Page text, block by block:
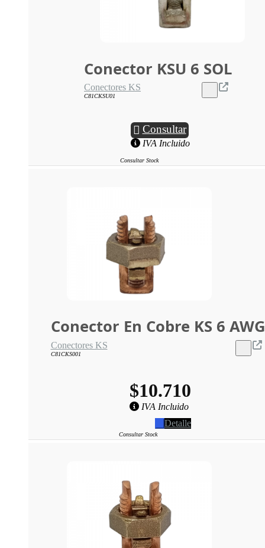
Conector KSU 6 SOL
Conectores KS
C81CKSU01
Consultar
IVA Incluido
Consultar Stock
Conector En Cobre KS 6 AWG
Conectores KS
C81CKS001
$10.710
IVA Incluido
Detalle
Consultar Stock